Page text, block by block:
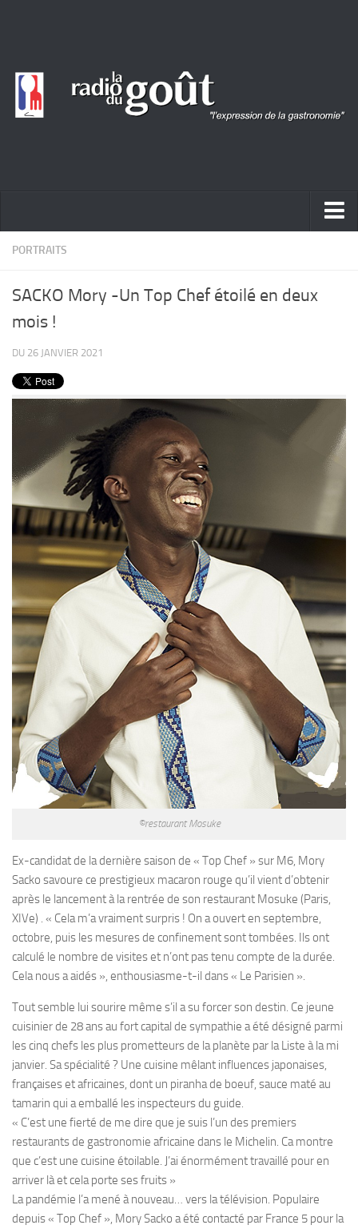
ACTUALITÉ
Plats
Desserts
PORTRAITS
SACKO Mory -Un Top Chef étoilé en deux
mois !
DU 26 JANVIER 2021
©restaurant Mosuke
Ex-candidat de la dernière saison de « Top Chef » sur M6, Mory
Sacko savoure ce prestigieux macaron rouge qu’il vient d’obtenir
après le lancement à la rentrée de son restaurant Mosuke (Paris,
XIVe) . « Cela m’a vraiment surpris ! On a ouvert en septembre,
octobre, puis les mesures de confinement sont tombées. Ils ont
calculé le nombre de visites et n’ont pas tenu compte de la durée.
Cela nous a aidés », enthousiasme-t-il dans « Le Parisien ».
Tout semble lui sourire même s’il a su forcer son destin. Ce jeune
cuisinier de 28 ans au fort capital de sympathie a été désigné parmi
les cinq chefs les plus prometteurs de la planète par la Liste à la mi
janvier. Sa spécialité ? Une cuisine mêlant influences japonaises,
françaises et africaines, dont un piranha de boeuf, sauce maté au
tamarin qui a emballé les inspecteurs du guide.
« C’est une fierté de me dire que je suis l’un des premiers
restaurants de gastronomie africaine dans le Michelin. Ca montre
que c’est une cuisine étoilable. J’ai énormément travaillé pour en
arriver là et cela porte ses fruits »
La pandémie l’a mené à nouveau… vers la télévision. Populaire
depuis « Top Chef », Mory Sacko a été contacté par France 5 pour la